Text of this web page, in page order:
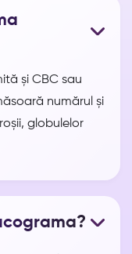
și CBC sau
numărul și
globulelor